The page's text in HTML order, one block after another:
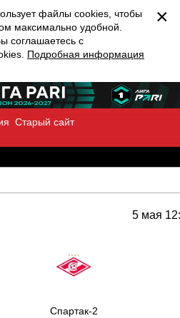
×
файлы cookies, чтобы
максимально удобной.
соглашаетесь с
Подробная информация
Старый сайт
5 мая
Спартак-2